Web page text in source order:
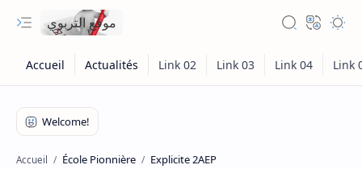
موقع التربوي
Accueil École Pionnière Explicite 2AEP